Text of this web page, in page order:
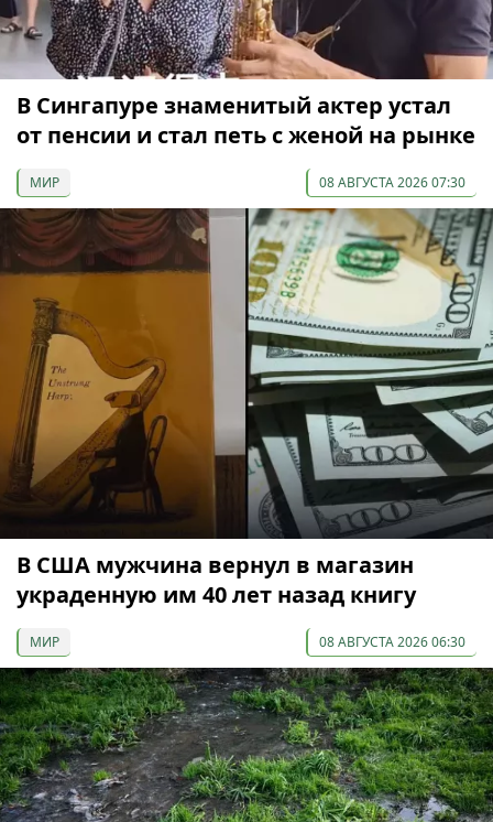
В Сингапуре знаменитый актер устал
от пенсии и стал петь с женой на рынке
МИР 08 АВГУСТА 2026 07:30
В США мужчина вернул в магазин
украденную им 40 лет назад книгу
МИР 08 АВГУСТА 2026 06:30